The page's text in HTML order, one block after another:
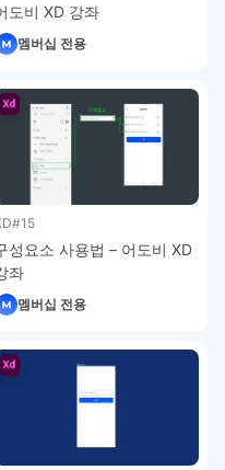
도비 XD 강좌
멤버십 전용
#15
성요소 사용법 – 어도비 XD
좌
멤버십 전용